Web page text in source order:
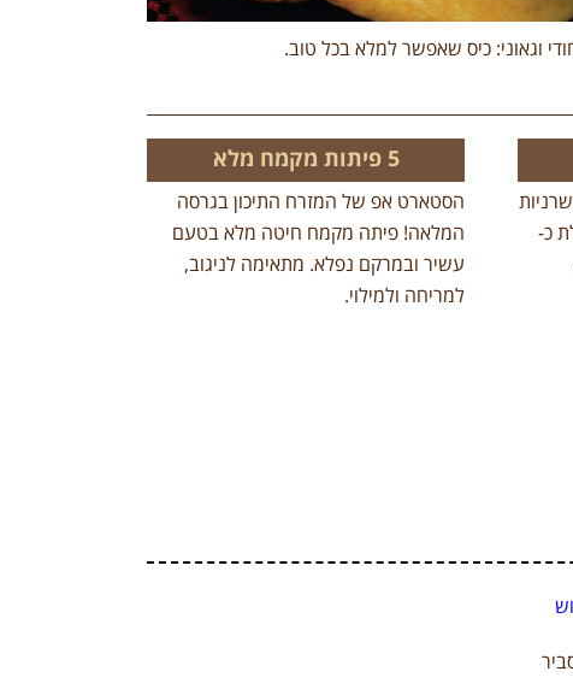
וגאוני: כיס שאפשר למלא בכל טוב.
בשרניות
כ-
5 פיתות מקמח מלא
הסטארט אפ של המזרח התיכון בגרסה
המלאה! פיתה מקמח חיטה מלא בטעם
עשיר ובמרקם נפלא. מתאימה לניגוב,
למריחה ולמילוי.